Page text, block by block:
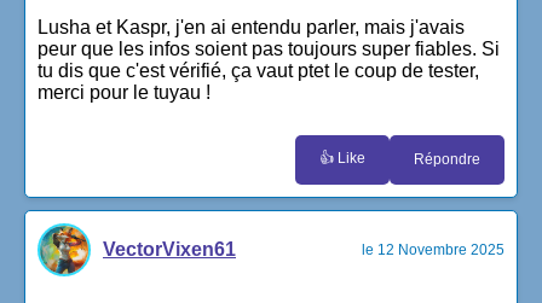
Lusha et Kaspr, j'en ai entendu parler, mais j'avais
peur que les infos soient pas toujours super fiables. Si
tu dis que c'est vérifié, ça vaut ptet le coup de tester,
merci pour le tuyau !
👍 Like Répondre
VectorVixen61 le 12 Novembre 2025